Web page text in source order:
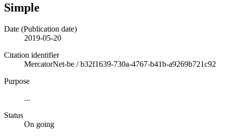
Simple
Date (Publication date)
2019-05-20
Citation identifier
MercatorNet-be /b32f1639-730a-4767-b41b-a9269b721c92
Purpose
...
Status
On going